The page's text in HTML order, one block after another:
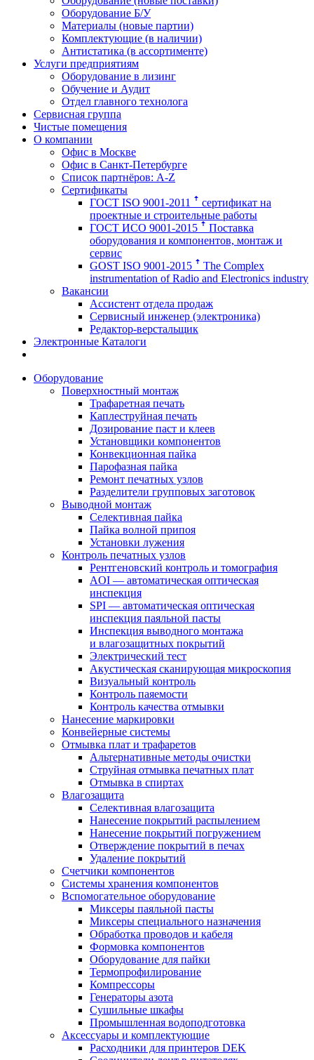
Оборудование Б/У
Материалы (новые партии)
Комплектующие (в наличии)
Антистатика (в ассортименте)
Услуги предприятиям
Оборудование в лизинг
Обучение и Аудит
Отдел главного технолога
Сервисная группа
Чистые помещения
О компании
Офис в Москве
Офис в Санкт-Петербурге
Список партнёров: A-Z
Сертификаты
ГОСТ ISO 9001-2011 ꜛ сертификат на
проектные и строительные работы
ГОСТ ИСО 9001-2015 ꜛ Поставка
оборудования и компонентов, монтаж и
сервис
GOST ISO 9001-2015 ꜛ The Complex
instrumentation of Radio and Electronics industry
Вакансии
Ассистент отдела продаж
Сервисный инженер (электроника)
Редактор-верстальщик
Электронные Каталоги
Оборудование
Поверхностный монтаж
Трафаретная печать
Каплеструйная печать
Дозирование паст и клеев
Установщики компонентов
Конвекционная пайка
Парофазная пайка
Ремонт печатных узлов
Разделители групповых заготовок
Выводной монтаж
Селективная пайка
Пайка волной припоя
Установки лужения
Контроль печатных узлов
Рентгеновский контроль и томография
AOI — автоматическая оптическая
инспекция
SPI — автоматическая оптическая
инспекция паяльной пасты
Инспекция выводного монтажа
и влагозащитных покрытий
Электрический тест
Акустическая сканирующая микроскопия
Визуальный контроль
Контроль паяемости
Контроль качества отмывки
Нанесение маркировки
Конвейерные системы
Отмывка плат и трафаретов
Альтернативные методы очистки
Струйная отмывка печатных плат
Отмывка в спиртах
Влагозащита
Селективная влагозащита
Нанесение покрытий распылением
Нанесение покрытий погружением
Отверждение покрытий в печах
Удаление покрытий
Счетчики компонентов
Системы хранения компонентов
Вспомогательное оборудование
Миксеры паяльной пасты
Миксеры специального назначения
Обработка проводов и кабеля
Формовка компонентов
Оборудование для пайки
Термопрофилирование
Компрессоры
Генераторы азота
Сушильные шкафы
Промышленная водоподготовка
Аксессуары и комплектующие
Расходники для принтеров DEK